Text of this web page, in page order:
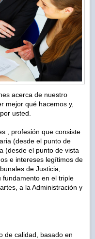
acerca de nuestro
mejor qué hacemos y,
usted.
, profesión que consiste
(desde el punto de
(desde el punto de vista
e intereses legítimos de
de Justicia,
fundamento en el triple
a la Administración y
de calidad, basado en